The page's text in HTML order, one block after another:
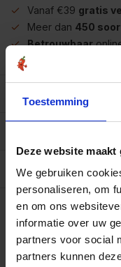
Toestemming
Deze website
We gebruiken
personaliseren, om
en om ons
informatie over uw
partners voor social
partners kunnen
Vanaf €39 gratis
Meer dan 450
Betrouwbaar
Allergenen/
Op werkdagen
verzonden.
Zak 250 gram
Art# 500194Z
Op voorraad